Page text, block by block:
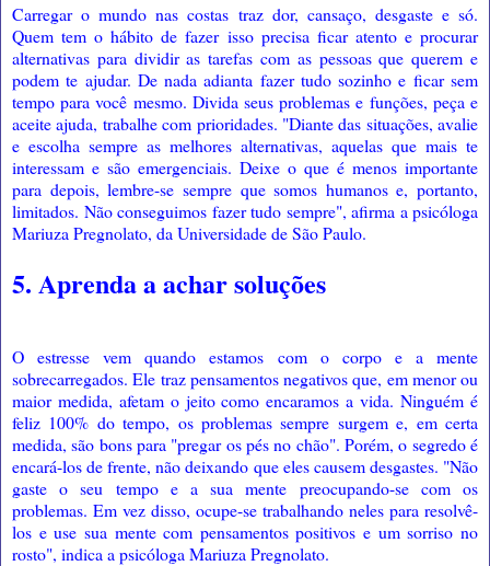
Carregar o mundo nas costas traz dor, cansaço, desgaste e só.
Quem tem o hábito de fazer isso precisa ficar atento e procurar
alternativas para dividir as tarefas com as pessoas que querem e
podem te ajudar. De nada adianta fazer tudo sozinho e ficar sem
tempo para você mesmo. Divida seus problemas e funções, peça e
aceite ajuda, trabalhe com prioridades. "Diante das situações, avalie
e escolha sempre as melhores alternativas, aquelas que mais te
interessam e são emergenciais. Deixe o que é menos importante
para depois, lembre-se sempre que somos humanos e, portanto,
limitados. Não conseguimos fazer tudo sempre", afirma a psicóloga
Mariuza Pregnolato, da Universidade de São Paulo.
5. Aprenda a achar soluções
O estresse vem quando estamos com o corpo e a mente
sobrecarregados. Ele traz pensamentos negativos que, em menor ou
maior medida, afetam o jeito como encaramos a vida. Ninguém é
feliz 100% do tempo, os problemas sempre surgem e, em certa
medida, são bons para "pregar os pés no chão". Porém, o segredo é
encará-los de frente, não deixando que eles causem desgastes. "Não
gaste o seu tempo e a sua mente preocupando-se com os
problemas. Em vez disso, ocupe-se trabalhando neles para resolvê-
los e use sua mente com pensamentos positivos e um sorriso no
rosto", indica a psicóloga Mariuza Pregnolato.